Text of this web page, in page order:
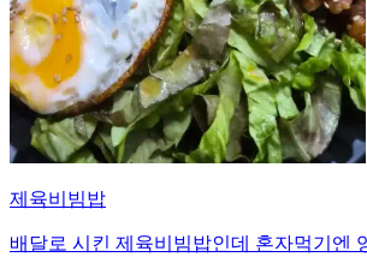
제육비빔밥
배달로 시킨 제육비빔밥인데 혼자먹기엔